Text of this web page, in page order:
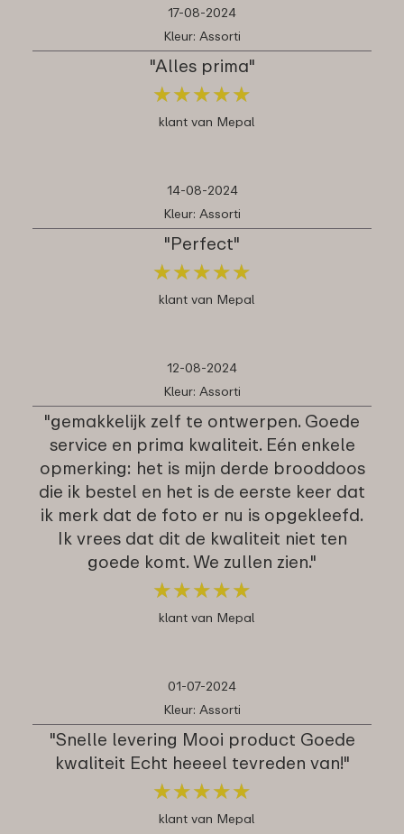
17-08-2024
Kleur: Assorti
"Alles prima"
★★★★★
★★★★★
klant van Mepal
14-08-2024
Kleur: Assorti
"Perfect"
★★★★★
★★★★★
klant van Mepal
12-08-2024
Kleur: Assorti
"gemakkelijk zelf te ontwerpen. Goede
service en prima kwaliteit. Eén enkele
opmerking: het is mijn derde brooddoos
die ik bestel en het is de eerste keer dat
ik merk dat de foto er nu is opgekleefd.
Ik vrees dat dit de kwaliteit niet ten
goede komt. We zullen zien."
★★★★★
★★★★★
klant van Mepal
01-07-2024
Kleur: Assorti
"Snelle levering Mooi product Goede
kwaliteit Echt heeeel tevreden van!"
★★★★★
★★★★★
klant van Mepal